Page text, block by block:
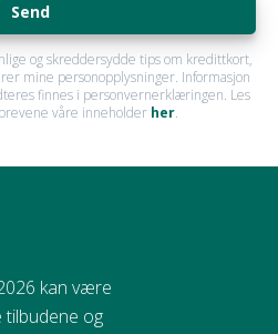
Send
og skreddersydde tips om kredittkort,
mine personopplysninger. Informasjon
finnes i personvernerklæringen. Les
våre inneholder her.
kan være
tilbudene og